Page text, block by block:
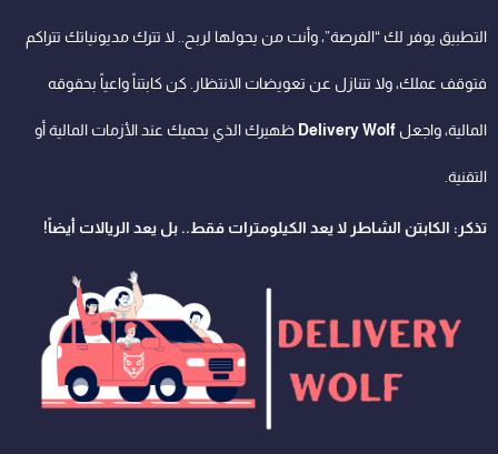
التطبيق يوفر لك “الفرصة”، وأنت من يحولها لربح.. لا تترك مديونياتك تتراكم
فتوقف عملك، ولا تتنازل عن تعويضات الانتظار. كن كابتناً واعياً بحقوقه
المالية، واجعل Delivery Wolf ظهيرك الذي يحميك عند الأزمات المالية أو
التقنية.
تذكر: الكابتن الشاطر لا يعد الكيلومترات فقط.. بل يعد الريالات أيضاً!